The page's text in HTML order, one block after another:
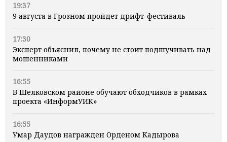
19:37
9 августа в Грозном пройдет дрифт-фестиваль
17:30
Эксперт объяснил, почему не стоит подшучивать над
мошенниками
16:55
В Шелковском районе обучают обходчиков в рамках
проекта «ИнформУИК»
16:55
Умар Даудов награжден Орденом Кадырова